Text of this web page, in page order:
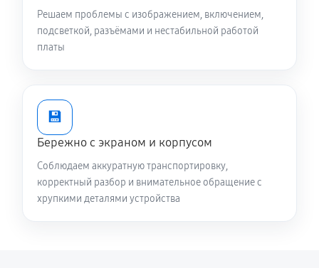
Решаем проблемы с изображением, включением,
подсветкой, разъёмами и нестабильной работой
платы
💾
Бережно с экраном и корпусом
Соблюдаем аккуратную транспортировку,
корректный разбор и внимательное обращение с
хрупкими деталями устройства